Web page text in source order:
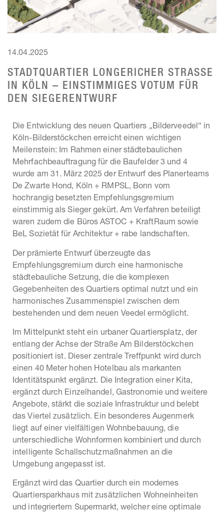
14.04.2025
STADTQUARTIER LONGERICHER STRASSE I
N KÖLN – EINSTIMMIGES VOTUM FÜR D
EN SIEGERENTWURF
Die Entwicklung des neuen Quartiers „Bilderveedel“ in
Köln-Bilderstöckchen erreicht einen wichtigen
Meilenstein: Im Rahmen einer städtebaulichen
Mehrfachbeauftragung für die Baufelder 3 und 4
wurde am 31. März 2025 der Entwurf des Planerteams
De Zwarte Hond, Köln + RMPSL, Bonn vom
hochrangig besetzten Empfehlungsgremium
einstimmig als Sieger gekürt. Am Verfahren beteiligt
waren zudem die Büros ASTOC + KraftRaum sowie
BeL Sozietät für Architektur + rabe landschaften.
Der prämierte Entwurf überzeugte das
Empfehlungsgremium durch eine harmonische
städtebauliche Setzung, die die komplexen
Gegebenheiten des Quartiers optimal nutzt und ein
harmonisches Zusammenspiel zwischen dem
bestehenden und dem neuen Veedel ermöglicht.
Im Mittelpunkt steht ein urbaner Quartiersplatz, der
entlang der Achse der Straße Am Bilderstöckchen
positioniert ist. Dieser zentrale Treffpunkt wird durch
einen 40 Meter hohen Hotelbau als markanten
Identitätspunkt ergänzt. Die Integration einer Kita,
ergänzt durch Einzelhandel, Gastronomie und weitere
Angebote, stärkt die soziale Infrastruktur und belebt
das Viertel zusätzlich. Ein besonderes Augenmerk
liegt auf einer vielfältigen Wohnbebauung, die
unterschiedliche Wohnformen kombiniert und durch
intelligente Schallschutzmaßnahmen an die
Umgebung angepasst ist.
Ergänzt wird das Quartier durch ein modernes
Quartiersparkhaus mit zusätzlichen Wohneinheiten
und integriertem Supermarkt, welcher eine optimale